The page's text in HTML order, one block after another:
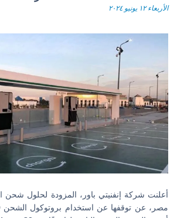
الأربعاء ١٢ يونيو ٢٠٢٤
أعلنت شركة إنفنيتي باور، المزودة لحلول شحن